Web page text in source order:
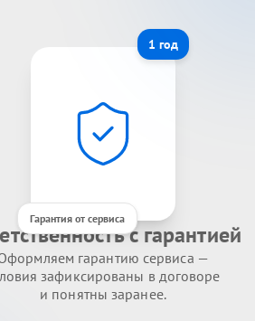
1 год
Гарантия от сервиса
с гарантией
гарантию сервиса —
зафиксированы в договоре
и понятны заранее.